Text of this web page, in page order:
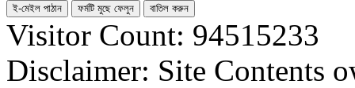
Visitor Count: 94515233
Disclaimer: Site Contents